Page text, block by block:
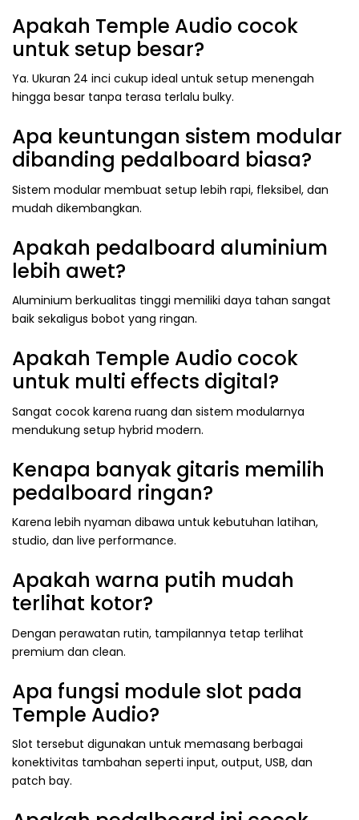
Apakah Temple Audio cocok
untuk setup besar?
Ya. Ukuran 24 inci cukup ideal untuk setup menengah
hingga besar tanpa terasa terlalu bulky.
Apa keuntungan sistem modular
dibanding pedalboard biasa?
Sistem modular membuat setup lebih rapi, fleksibel, dan
mudah dikembangkan.
Apakah pedalboard aluminium
lebih awet?
Aluminium berkualitas tinggi memiliki daya tahan sangat
baik sekaligus bobot yang ringan.
Apakah Temple Audio cocok
untuk multi effects digital?
Sangat cocok karena ruang dan sistem modularnya
mendukung setup hybrid modern.
Kenapa banyak gitaris memilih
pedalboard ringan?
Karena lebih nyaman dibawa untuk kebutuhan latihan,
studio, dan live performance.
Apakah warna putih mudah
terlihat kotor?
Dengan perawatan rutin, tampilannya tetap terlihat
premium dan clean.
Apa fungsi module slot pada
Temple Audio?
Slot tersebut digunakan untuk memasang berbagai
konektivitas tambahan seperti input, output, USB, dan
patch bay.